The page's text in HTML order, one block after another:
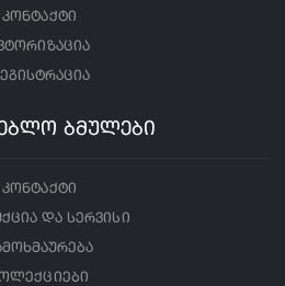
კონტაქტი
ბმულები
კონტაქტი
და სერვისი